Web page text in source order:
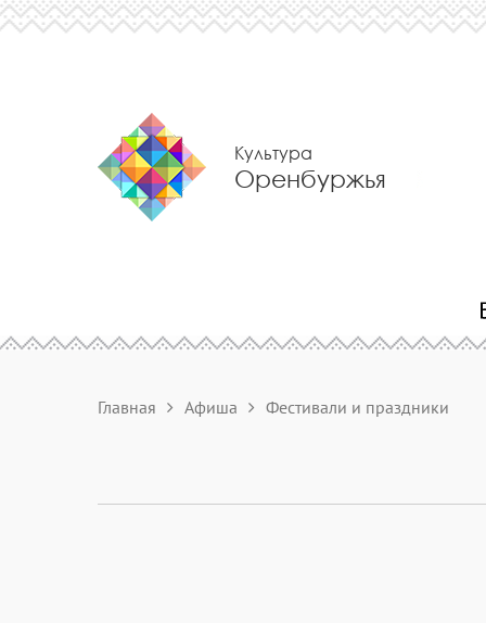
Культура
Оренбуржья
Главная Афиша Фестивали и праздники